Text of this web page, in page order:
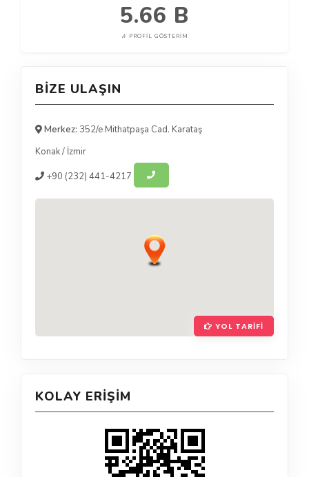
5.66 B
PROFIL GÖSTERIM
BIZE ULAŞIN
Merkez: 352/e Mithatpaşa Cad. Karataş
Konak/ İzmir
+90 (232) 441-4217
YOL TARIFI
KOLAY ERIŞIM